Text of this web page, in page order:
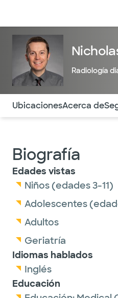
Radiología
Utilice esta navegación
UbicacionesAcerca de
Biografía
Edades vistas
Niños (edades 3-11)
Adolescentes
Adultos
Geriatría
Idiomas hablados
Inglés
Educación